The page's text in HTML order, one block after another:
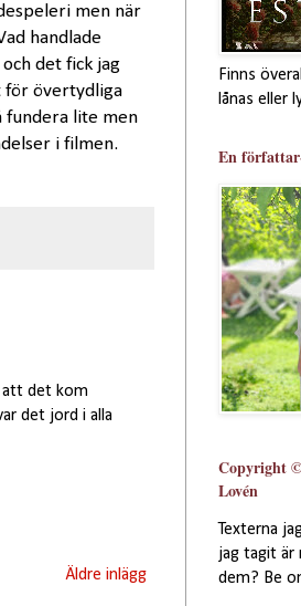
men när
handlade
det fick jag
för övertydliga
fundera lite men
i filmen.
att det kom
det jord i alla
Äldre inlägg
Finns
lånas eller
En
Copyright
Lovén
Texterna
jag tagit är
dem? Be